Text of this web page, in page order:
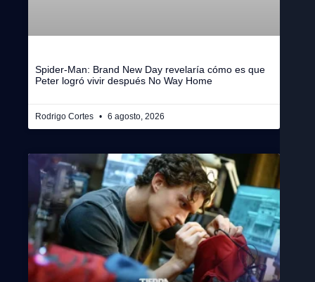
Spider-Man: Brand New Day revelaría cómo es que
Peter logró vivir después No Way Home
Rodrigo Cortes 6 agosto, 2026